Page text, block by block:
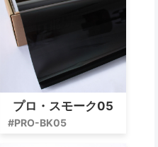
プロ・スモーク05
#PRO-BK05